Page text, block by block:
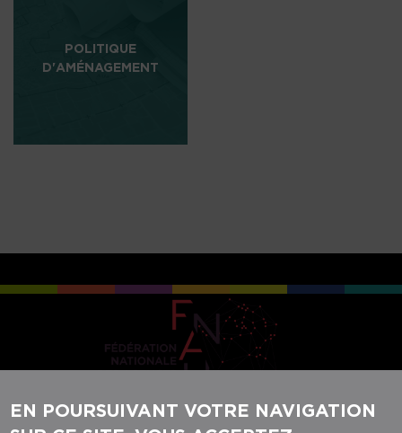
POLITIQUE
D'AMÉNAGEMENT
EN POURSUIVANT VOTRE NAVIGATION